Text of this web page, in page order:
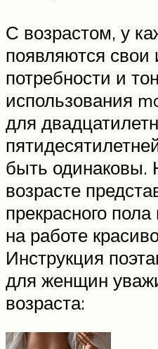
С возрастом, у
появляются
потребности и
использования
для
быть
возрасте
прекрасного
на работе
Инструкция
для женщин
возраста: